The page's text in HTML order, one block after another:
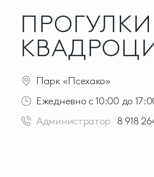
Парк «Псехако»
Ежедневно с 10:00 до
Администратор 8 918